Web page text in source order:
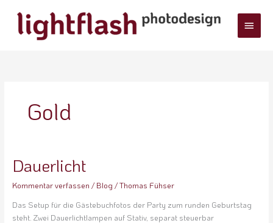
Inhalt
springen
Gold
Dauerlicht
Kommentar verfassen /Blog/Thomas Fühser
Das Setup für die Gästebuchfotos der Party zum runden Geburtstag
steht. Zwei Dauerlichtlampen auf Stativ, separat steuerbar
Dauerlicht